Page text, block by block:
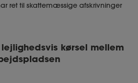
ret til skattemæssige afskrivninger
kørsel mellem